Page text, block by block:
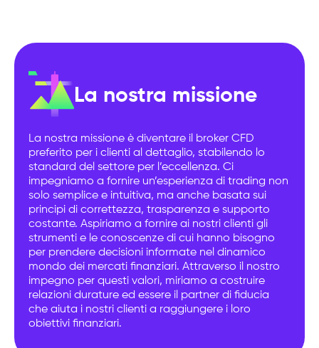
La nostra missione
La nostra missione è diventare il broker CFD
preferito per i clienti al dettaglio, stabilendo lo
standard del settore per l’eccellenza. Ci
impegniamo a fornire un’esperienza di trading non
solo semplice e intuitiva, ma anche basata sui
principi di correttezza, trasparenza e supporto
costante. Aspiriamo a fornire ai nostri clienti gli
strumenti e le conoscenze di cui hanno bisogno
per prendere decisioni informate nel dinamico
mondo dei mercati finanziari. Attraverso il nostro
impegno per questi valori, miriamo a costruire
relazioni durature ed essere il partner di fiducia
che aiuta i nostri clienti a raggiungere i loro
obiettivi finanziari.